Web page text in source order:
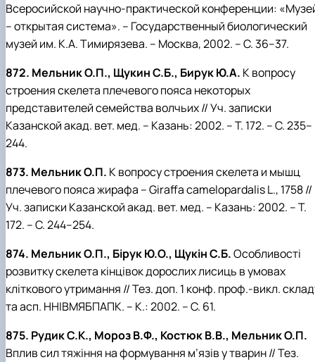
Всеросийской научно-практической конференции:
– открытая система». – Государственный биологический
музей им. К.А. Тимирязева. – Москва, 2002. – С. 36–37.
872. Мельник О.П., Щукин С.Б., Бирук Ю.А. К вопросу
строения скелета плечевого пояса некоторых
представителей семейства волчьих // Уч. записки
Казанской акад. вет. мед. – Казань: 2002. – Т. 172. – С. 235–
244.
873. Мельник О.П. К вопросу строения скелета и мышц
плечевого пояса жирафа – Giraffa camelopardalis L., 1758 //
Уч. записки Казанской акад. вет. мед. – Казань: 2002. – Т.
172. – С. 244–254.
874. Мельник О.П., Бірук Ю.О., Щукін С.Б.Особливості
розвитку скелета кінцівок дорослих лисиць в умовах
кліткового утримання // Тез. доп. 1 конф. проф.-викл.
та асп. ННІВМЯБПАПК. – К.: 2002. – С. 61.
875. Рудик С.К., Мороз В.Ф., Костюк В.В., Мельник О.П.
Вплив сил тяжіння на формування м’язів у тварин // Тез.